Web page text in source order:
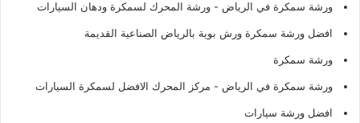
ورشة سمكرة في الرياض - ورشة المحرك لسمكرة ودهان السيارات
افضل ورشة سمكرة ورش بوية بالرياض الصناعية القديمة
ورشة سمكرة
ورشة سمكرة في الرياض - مركز المحرك الافضل لسمكرة السيارات
افضل ورشة سيارات